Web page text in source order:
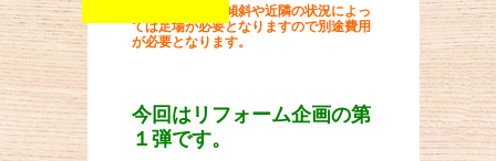
※屋根の勾配・傾斜や近隣の状況によっ
ては足場が必要となりますので別途費用
が必要となります。
今回はリフォーム企画の第
１弾です。